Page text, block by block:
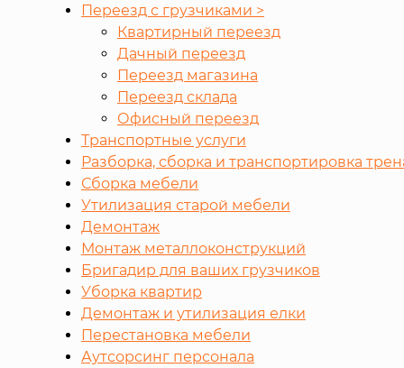
Переезд с грузчиками >
Квартирный переезд
Дачный переезд
Переезд магазина
Переезд склада
Офисный переезд
Транспортные услуги
Разборка, сборка и транспортировка
Сборка мебели
Утилизация старой мебели
Демонтаж
Монтаж металлоконструкций
Бригадир для ваших грузчиков
Уборка квартир
Демонтаж и утилизация елки
Перестановка мебели
Аутсорсинг персонала